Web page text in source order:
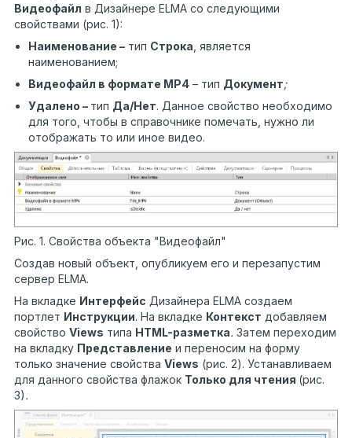
Видеофайл в Дизайнере ELMA со следующими
свойствами (рис. 1):
Наименование – тип Строка , является
наименованием;
Видеофайл в формате MP4 – тип Документ;
Удалено – тип Да/Нет. Данное свойство необходимо
для того, чтобы в справочнике помечать, нужно ли
отображать то или иное видео.
Рис. 1. Свойства объекта "Видеофайл"
Создав новый объект, опубликуем его и перезапустим
сервер ELMA.
На вкладке Интерфейс Дизайнера ELMA создаем
портлет Инструкции. На вкладке Контекст добавляем
свойство Views типа HTML-разметка. Затем переходим
на вкладку Представление и переносим на форму
только значение свойства Views (рис. 2). Устанавливаем
для данного свойства флажок Только для чтения (рис.
3).